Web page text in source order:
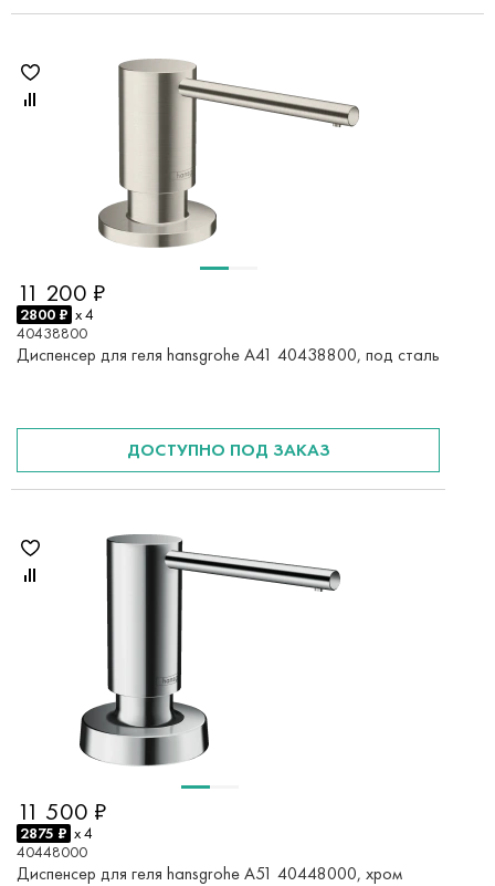
11 200 ₽
2800 ₽ x 4
40438800
Диспенсер для геля hansgrohe A41 40438800, под сталь
ДОСТУПНО ПОД ЗАКАЗ
11 500 ₽
2875 ₽ x 4
40448000
Диспенсер для геля hansgrohe A51 40448000, хром